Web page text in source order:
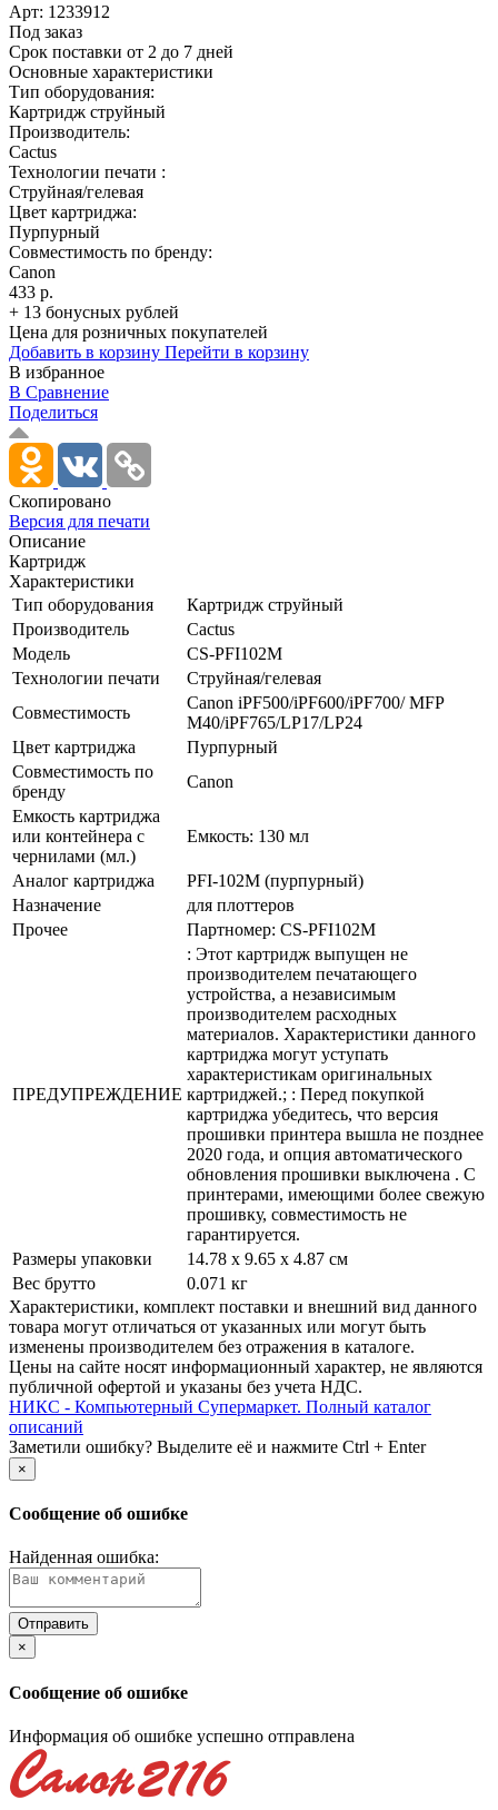
Арт: 1233912
Под заказ
Срок поставки от 2 до 7 дней
Основные характеристики
Тип оборудования:
Картридж струйный
Производитель:
Cactus
Технологии печати :
Струйная/гелевая
Цвет картриджа:
Пурпурный
Совместимость по бренду:
Canon
433 р.
+ 13 бонусных рублей
Цена для розничных покупателей
Добавить в корзину Перейти в корзину
В избранное
В Сравнение
Поделиться
Скопировано
Версия для печати
Описание
Картридж
Характеристики
Тип оборудования
Картридж струйный
Производитель
Cactus
Модель
CS-PFI102M
Технологии печати
Струйная/­гелевая
Совместимость
Canon iPF500/­iPF600/­iPF700/­ MFP
M40/­iPF765/­LP17/­LP24
Цвет картриджа
Пурпурный
Совместимость по
бренду
Canon
Емкость картриджа
или контейнера c
чернилами (мл.)
Емкость: 130 мл
Аналог картриджа
PFI-102M (пурпурный)
Назначение
для плоттеров
Прочее
Партномер: CS-PFI102M
ПРЕДУПРЕЖДЕНИЕ
: Этот картридж выпущен не
производителем печатающего
устройства, а независимым
производителем расходных
материалов. Характеристики данного
картриджа могут уступать
характеристикам оригинальных
картриджей.; : Перед покупкой
картриджа убедитесь, что версия
прошивки принтера вышла не позднее
2020 года, и опция автоматического
обновления прошивки выключена . С
принтерами, имеющими более свежую
прошивку, совместимость не
гарантируется.
Размеры упаковки
14.78 x 9.65 x 4.87 см
Вес брутто
0.071 кг
Xарактеристики, комплект поставки и внешний вид данного
товара могут отличаться от указанных или могут быть
изменены производителем без отражения в каталоге.
Цены на сайте носят информационный характер, не являются
публичной офертой и указаны без учета НДС.
НИКС - Компьютерный Cупермаркет. Полный каталог
описаний
Заметили ошибку? Выделите её и нажмите Ctrl + Enter
×
Сообщение об ошибке
Найденная ошибка:
×
Сообщение об ошибке
Информация об ошибке успешно отправлена